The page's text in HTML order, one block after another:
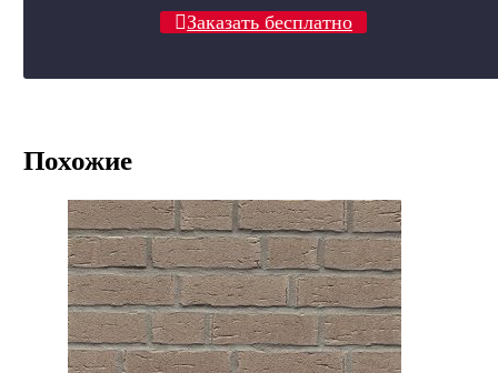
Заказать бесплатно
Похожие